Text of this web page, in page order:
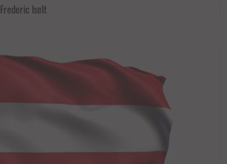
Frederic Iselt